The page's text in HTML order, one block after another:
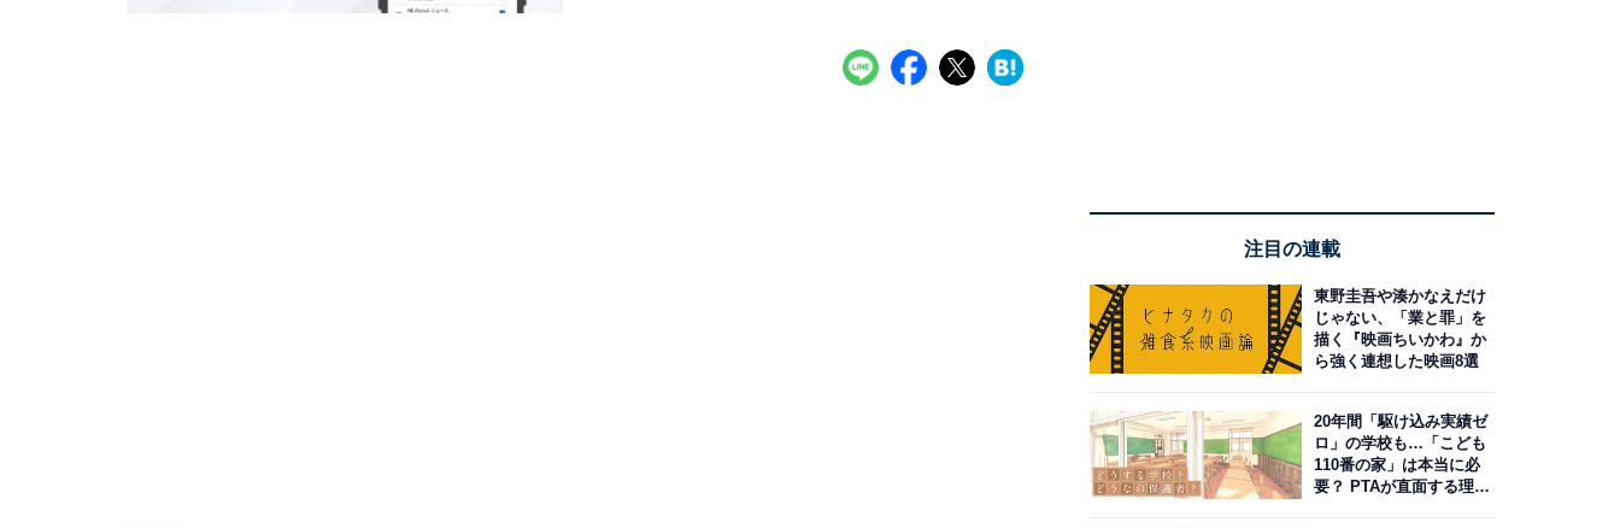
注目の連載
東野圭吾や湊かなえだけ
じゃない、「業と罪」を
描く『映画ちいかわ』か
ら強く連想した映画8選
20年間「駆け込み実績ゼ
ロ」の学校も…「こども
110番の家」は本当に必
要？ PTAが直面する理想